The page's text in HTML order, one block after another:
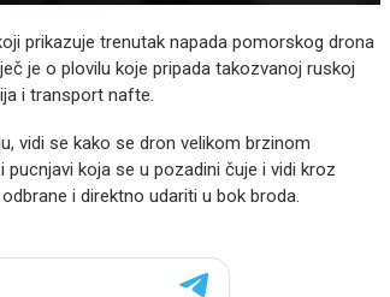
prikazuje trenutak napada pomorskog drona
je o plovilu koje pripada takozvanoj ruskoj
i transport nafte.
vidi se kako se dron velikom brzinom
koja se u pozadini čuje i vidi kroz
i direktno udariti u bok broda.